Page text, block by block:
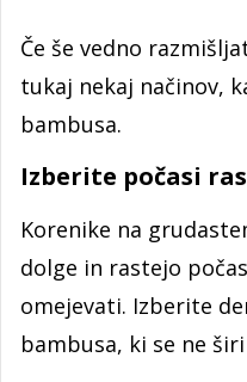
Če še vedno
tukaj nekaj načinov,
bambusa.
Izberite počasi
Korenike na
dolge in rastejo
omejevati. Izberite
bambusa, ki se ne